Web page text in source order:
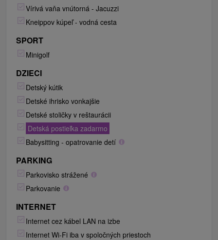
Vírivá vaňa vnútorná - Jacuzzi
Kneippov kúpeľ - vodná cesta
SPORT
Minigolf
DZIECI
Detský kútik
Detské ihrisko vonkajšie
Detské stoličky v reštaurácii
Detská postieľka zadarmo
Babysitting - opatrovanie detí
PARKING
Parkovisko strážené
Parkovanie
INTERNET
Internet cez kábel LAN na izbe
Internet Wi-Fi iba v spoločných priestoch